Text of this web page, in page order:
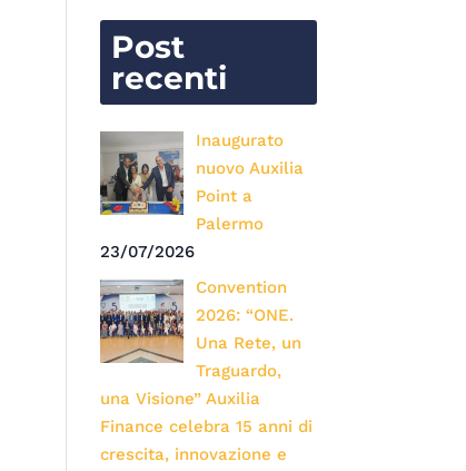
Post
recenti
Inaugurato
nuovo Auxilia
Point a
Palermo
23/07/2026
Convention
2026: “ONE.
Una Rete, un
Traguardo,
una Visione” Auxilia
Finance celebra 15 anni di
crescita, innovazione e